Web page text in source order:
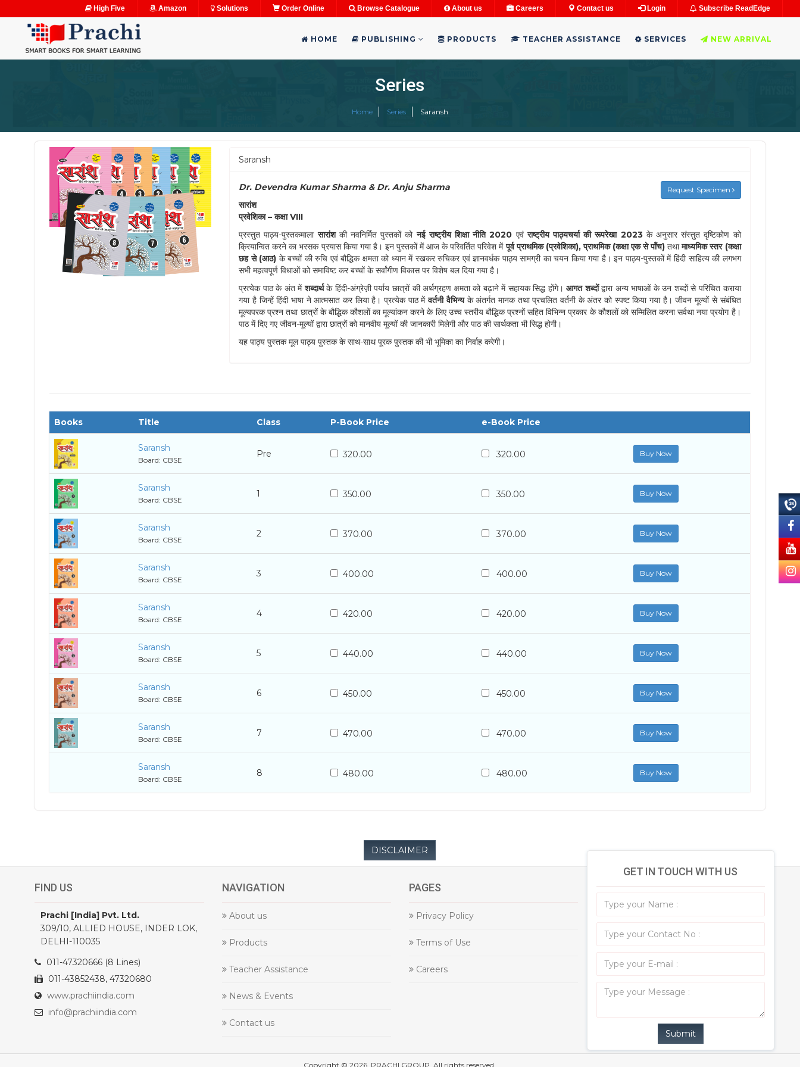
High Five Amazon Solutions Order Online Browse Catalogue About us Careers Contact us Login Subscribe ReadEdge
HOME PUBLISHING PRODUCTS TEACHER ASSISTANCE SERVICES NEW ARRIVAL
Series
Home Series Saransh
Saransh
Dr. Devendra Kumar Sharma & Dr. Anju Sharma Request Specimen
सारांश
प्रवेशिका – कक्षा VIII
प्रस्तुत पाठ्य-पुस्तकमालासारांशकी नवनिर्मित पुस्तकों कोनई राष्ट्रीय शिक्षा नीति 2020 एवंराष्ट्रीय पाठ्यचर्या की रूपरेखा 2023के अनुसार संस्तुत दृष्टिकोण को
क्रियान्वित करने का भरसक प्रयास किया गया है। इन पुस्तकों में आज के परिवर्तित परिवेश मेंपूर्व प्राथमिक (प्रवेशिका), प्राथमिक (कक्षा एक से पाँच) तथामाध्यमिक स्तर (कक्षा
छह से (आठ) के बच्चों की रुचि एवं बौद्धिक क्षमता को ध्यान में रखकर रुचिकर एवं ज्ञानवर्धक पाठ्य सामग्री का चयन किया गया है। इन पाठ्य-पुस्तकों में हिंदी साहित्य की लगभग
सभी महत्वपूर्ण विधाओं को समाविष्ट कर बच्चों के सर्वांगीण विकास पर विशेष बल दिया गया है।
प्रत्येक पाठ के अंत मेंशब्दार्थके हिंदी-अंग्रेज़ी पर्याय छात्रों की अर्थग्रहण क्षमता को बढ़ाने में सहायक सिद्ध होंगे।आगत शब्दोंद्वारा अन्य भाषाओं के उन शब्दों से परिचित कराया
गया है जिन्हें हिंदी भाषा ने आत्मसात कर लिया है। प्रत्येक पाठ मेंवर्तनी वैभिन्यके अंतर्गत मानक तथा प्रचलित वर्तनी के अंतर को स्पष्ट किया गया है। जीवन मूल्यों से संबंधित
मूल्यपरक प्रश्न तथा छात्रों के बौद्धिक कौशलों का मूल्यांकन करने के लिए उच्च स्तरीय बौद्धिक प्रश्नों सहित विभिन्न प्रकार के कौशलों को सम्मिलित करना सर्वथा नया प्रयोग है।
पाठ में दिए गए जीवन-मूल्यों द्वारा छात्रों को मानवीय मूल्यों की जानकारी मिलेगी और पाठ की सार्थकता भी सिद्ध होगी।
यह पाठ्य पुस्तक मूल पाठ्य पुस्तक के साथ-साथ पूरक पुस्तक की भी भूमिका का निर्वाह करेगी।
Books Title Class P-Book Price e-Book Price
Saransh
Board: CBSE
Pre 320.00 320.00 Buy Now
Saransh
Board: CBSE
1 350.00 350.00 Buy Now
Saransh
Board: CBSE
2 370.00 370.00 Buy Now
Saransh
Board: CBSE
3 400.00 400.00 Buy Now
Saransh
Board: CBSE
4 420.00 420.00 Buy Now
Saransh
Board: CBSE
5 440.00 440.00 Buy Now
Saransh
Board: CBSE
6 450.00 450.00 Buy Now
Saransh
Board: CBSE
7 470.00 470.00 Buy Now
Saransh
Board: CBSE
8 480.00 480.00 Buy Now
DISCLAIMER
FIND US
Prachi [India] Pvt. Ltd.
309/10, ALLIED HOUSE, INDER LOK,
DELHI-110035
011-47320666 (8 Lines)
011-43852438, 47320680
www.prachiindia.com
info@prachiindia.com
NAVIGATION
About us
Products
Teacher Assistance
News & Events
Contact us
PAGES
Privacy Policy
Terms of Use
Careers
GET IN TOUCH WITH US
Submit
Copyright © 2026, PRACHI GROUP, All rights reserved.